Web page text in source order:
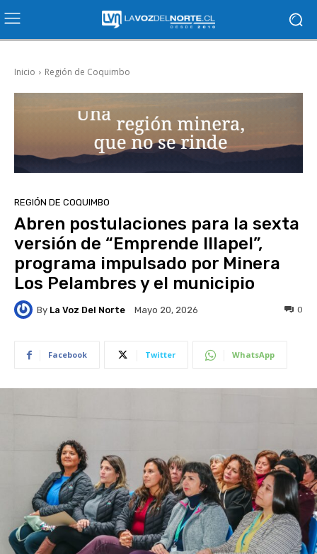
Inicio Región de Coquimbo
REGIÓN DE COQUIMBO
Abren postulaciones para la sexta
versión de “Emprende Illapel”,
programa impulsado por Minera
Los Pelambres y el municipio
By La Voz Del Norte Mayo 20, 2026 0
Facebook Twitter WhatsApp